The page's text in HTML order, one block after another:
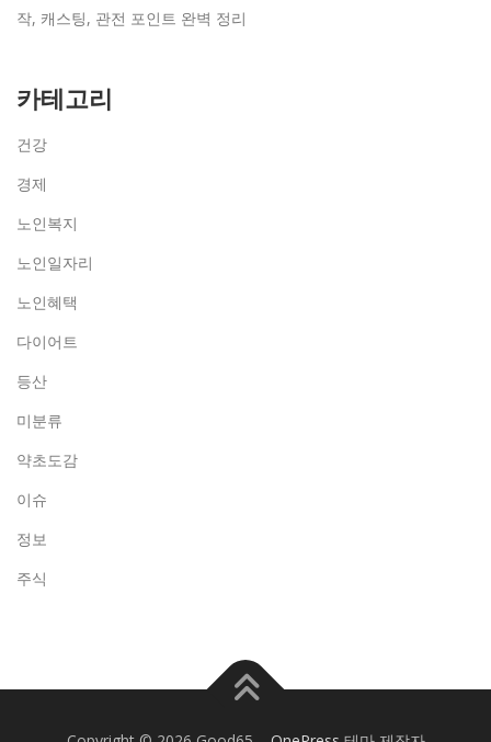
작, 캐스팅, 관전 포인트 완벽 정리
카테고리
건강
경제
노인복지
노인일자리
노인혜택
다이어트
등산
미분류
약초도감
이슈
정보
주식